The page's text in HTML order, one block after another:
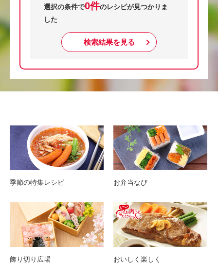
選択の条件で0件のレシピが見つかりま
した
検索結果を見る
季節の特集レシピ お弁当なび
飾り切り広場
おいしく楽しく